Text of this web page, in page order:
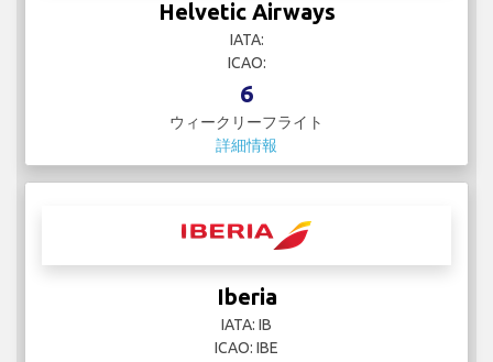
Helvetic Airways
IATA:
ICAO:
6
ウィークリーフライト
詳細情報
Iberia
IATA: IB
ICAO: IBE